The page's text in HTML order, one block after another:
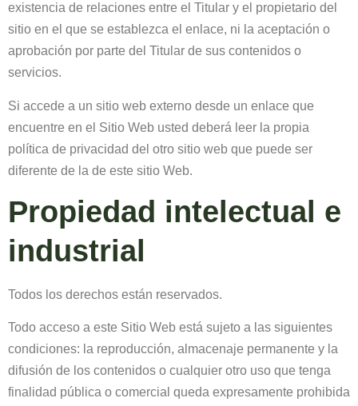
existencia de relaciones entre el Titular y el propietario del
sitio en el que se establezca el enlace, ni la aceptación o
aprobación por parte del Titular de sus contenidos o
servicios.
Si accede a un sitio web externo desde un enlace que
encuentre en el Sitio Web usted deberá leer la propia
política de privacidad del otro sitio web que puede ser
diferente de la de este sitio Web.
Propiedad intelectual e
industrial
Todos los derechos están reservados.
Todo acceso a este Sitio Web está sujeto a las siguientes
condiciones: la reproducción, almacenaje permanente y la
difusión de los contenidos o cualquier otro uso que tenga
finalidad pública o comercial queda expresamente prohibida